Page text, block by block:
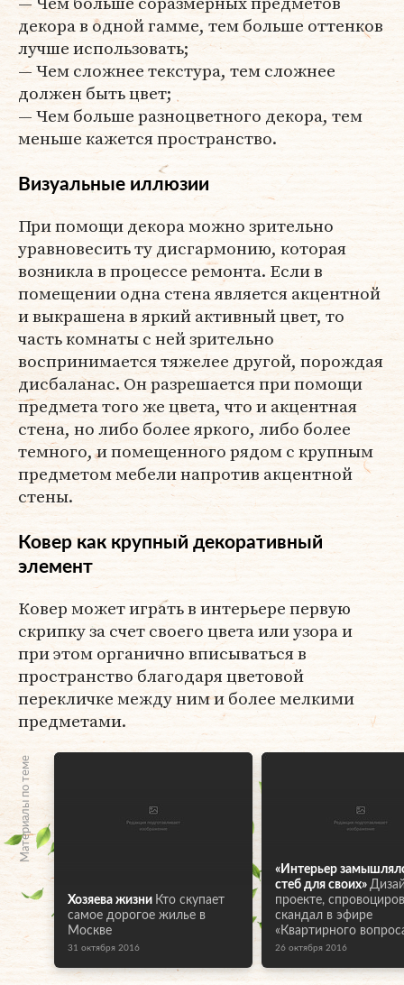
декора в одной гамме, тем больше оттенков
лучше использовать;
— Чем сложнее текстура, тем сложнее
должен быть цвет;
— Чем больше разноцветного декора, тем
меньше кажется пространство.
Визуальные иллюзии
При помощи декора можно зрительно
уравновесить ту дисгармонию, которая
возникла в процессе ремонта. Если в
помещении одна стена является акцентной
и выкрашена в яркий активный цвет, то
часть комнаты с ней зрительно
воспринимается тяжелее другой, порождая
дисбаланас. Он разрешается при помощи
предмета того же цвета, что и акцентная
стена, но либо более яркого, либо более
темного, и помещенного рядом с крупным
предметом мебели напротив акцентной
стены.
Ковер как крупный декоративный
элемент
Ковер может играть в интерьере первую
скрипку за счет своего цвета или узора и
при этом органично вписываться в
пространство благодаря цветовой
перекличке между ним и более мелкими
предметами.
Материалы по теме
Хозяева жизни Кто скупает
самое дорогое жилье в
Москве
31 октября 2016
«Интерьер
стеб для своих»
проекте,
скандал в эфире
«Квартирного
26 октября 2016